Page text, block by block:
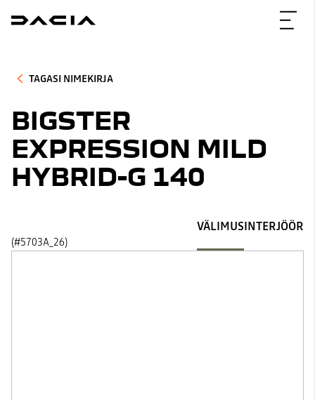
TAGASI NIMEKIRJA
BIGSTER
EXPRESSION MILD
HYBRID-G 140
(#5703A_26)
VÄLIMUSINTERJÖÖR